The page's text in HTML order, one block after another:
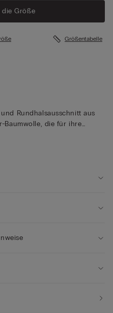
die Größe
Größentabelle
Rundhalsausschnitt aus
Baumwolle, die für ihre
es sich perfekt als